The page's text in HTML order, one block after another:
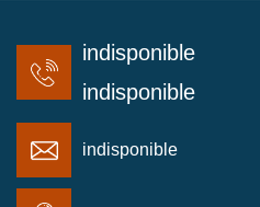
indisponible
indisponible
indisponible